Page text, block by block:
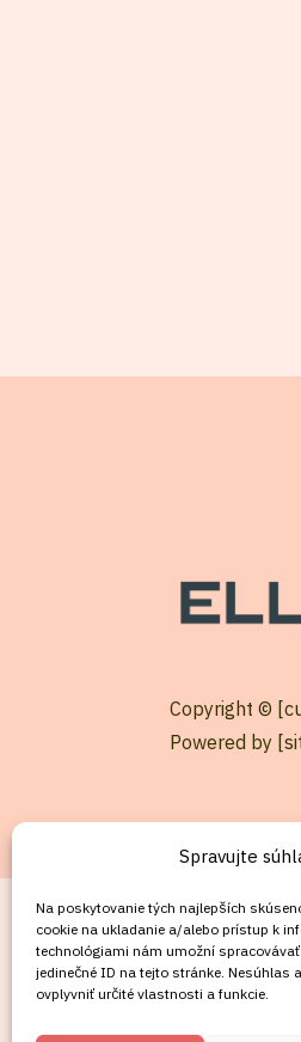
Spravujte
Na poskytovanie tých najlepších
cookie na ukladanie a/alebo prístup k
technológiami nám umožní
jedinečné ID na tejto stránke. Nesúhlas
ovplyvniť určité vlastnosti a funkcie.
Copyright ©
Powered by
KONTAKT
Mobil:
+421911072878
Mobil: